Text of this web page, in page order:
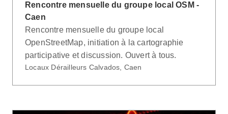
Rencontre mensuelle du groupe local OSM -
Caen
Rencontre mensuelle du groupe local
OpenStreetMap, initiation à la cartographie
participative et discussion. Ouvert à tous.
Locaux Dérailleurs Calvados, Caen